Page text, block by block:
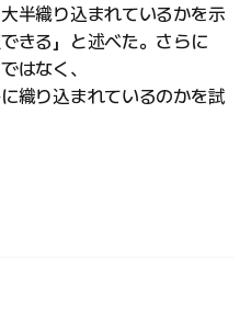
半織り込まれているかを示
きる」と述べた。さらに
はなく、
織り込まれているのかを試